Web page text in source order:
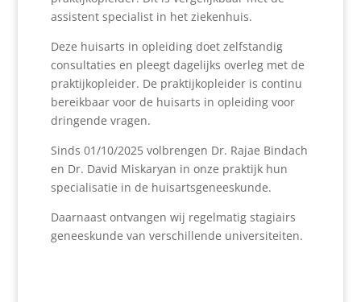
assistent specialist in het ziekenhuis.
Deze huisarts in opleiding doet zelfstandig
consultaties en pleegt dagelijks overleg met de
praktijkopleider. De praktijkopleider is continu
bereikbaar voor de huisarts in opleiding voor
dringende vragen.
Sinds 01/10/2025 volbrengen Dr. Rajae Bindach
en Dr. David Miskaryan in onze praktijk hun
specialisatie in de huisartsgeneeskunde.
Daarnaast ontvangen wij regelmatig stagiairs
geneeskunde van verschillende universiteiten.